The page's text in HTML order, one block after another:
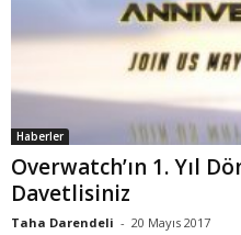
Haberler
Overwatch’ın 1. Yıl
Davetlisiniz
Taha Darendeli - 20 Mayıs 2017